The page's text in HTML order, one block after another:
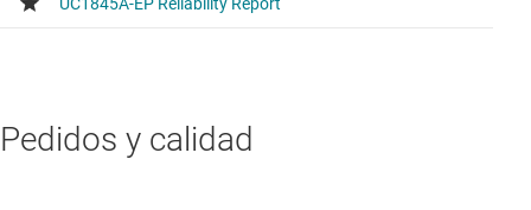
Pedidos y calidad